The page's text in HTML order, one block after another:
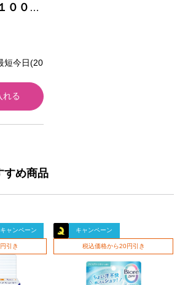
０００
ース
短今日(20
れる
すめ商品
キャンペーン
引き
キャンペーン
税込価格から20円引き